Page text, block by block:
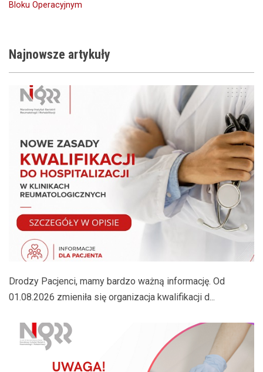
Bloku Operacyjnym
Najnowsze artykuły
Drodzy Pacjenci, mamy bardzo ważną informację. Od
01.08.2026 zmieniła się organizacja kwalifikacji d...